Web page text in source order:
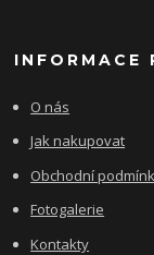
INFORMACE
O nás
Jak nakupovat
Obchodní
Fotogalerie
Kontakty